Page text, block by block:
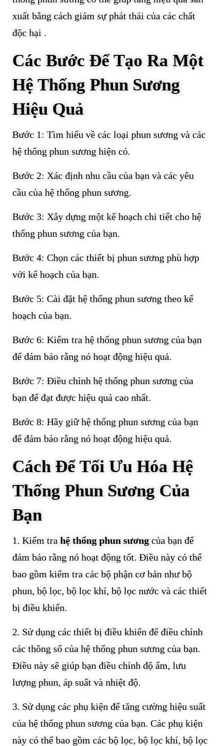
xuất bằng cách giảm sự phát thải của các chất
độc hại .
Các Bước Để Tạo Ra Một
Hệ Thống Phun Sương
Hiệu Quả
Bước 1: Tìm hiểu về các loại phun sương và các
hệ thống phun sương hiện có.
Bước 2: Xác định nhu cầu của bạn và các yêu
cầu của hệ thống phun sương.
Bước 3: Xây dựng một kế hoạch chi tiết cho hệ
thống phun sương của bạn.
Bước 4: Chọn các thiết bị phun sương phù hợp
với kế hoạch của bạn.
Bước 5: Cài đặt hệ thống phun sương theo kế
hoạch của bạn.
Bước 6: Kiểm tra hệ thống phun sương của bạn
để đảm bảo rằng nó hoạt động hiệu quả.
Bước 7: Điều chỉnh hệ thống phun sương của
bạn để đạt được hiệu quả cao nhất.
Bước 8: Hãy giữ hệ thống phun sương của bạn
để đảm bảo rằng nó hoạt động hiệu quả.
Cách Để Tối Ưu Hóa Hệ
Thống Phun Sương Của
Bạn
1. Kiểm tra hệ thống phun sương của bạn để
đảm bảo rằng nó hoạt động tốt. Điều này có thể
bao gồm kiểm tra các bộ phận cơ bản như bộ
phun, bộ lọc, bộ lọc khí, bộ lọc nước và các thiết
bị điều khiển.
2. Sử dụng các thiết bị điều khiển để điều chỉnh
các thông số của hệ thống phun sương của bạn.
Điều này sẽ giúp bạn điều chỉnh độ ẩm, lưu
lượng phun, áp suất và nhiệt độ.
3. Sử dụng các phụ kiện để tăng cường hiệu suất
của hệ thống phun sương của bạn. Các phụ kiện
này có thể bao gồm các bộ lọc, bộ lọc khí, bộ lọc